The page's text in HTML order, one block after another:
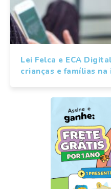
Lei Felca e ECA
crianças e famílias